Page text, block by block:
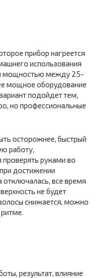
прибор нагреется
использования
мощностью между 25-
мощное оборудование
подойдет тем,
но профессиональные
осторожнее, быстрый
работу,
проверять руками во
достижении
все время
не будет
снижается, можно
результат, влияние